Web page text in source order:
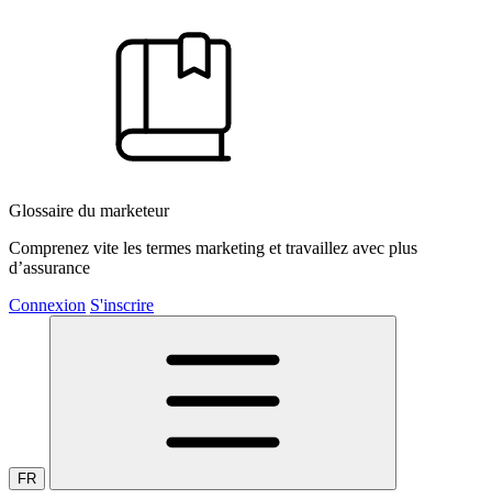
Glossaire du marketeur
Comprenez vite les termes marketing et travaillez avec plus
d’assurance
Connexion S'inscrire
FR